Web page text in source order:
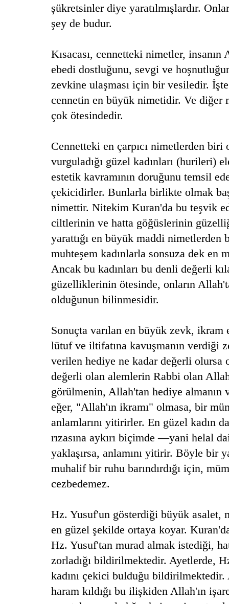
şükretsinler diye yaratılmışlardır.
şey de budur.
Kısacası, cennetteki nimetler, insanın
ebedi dostluğunu, sevgi ve
zevkine ulaşması için bir vesiledir.
cennetin en büyük nimetidir. Ve diğer
çok ötesindedir.
Cennetteki en çarpıcı nimetlerden biri
vurguladığı güzel kadınları (hurileri)
estetik kavramının doruğunu temsil
çekicidirler. Bunlarla birlikte olmak
nimettir. Nitekim Kuran'da bu teşvik
ciltlerinin ve hatta göğüslerinin
yarattığı en büyük maddi
muhteşem kadınlarla sonsuza dek en
Ancak bu kadınları bu denli değerli
güzelliklerinin ötesinde, onların
olduğunun bilinmesidir.
Sonuçta varılan en büyük zevk, ikram
lütuf ve iltifatına kavuşmanın verdiği
verilen hediye ne kadar değerli olursa
değerli olan alemlerin Rabbi olan
görülmenin, Allah'tan hediye almanın
eğer, "Allah'ın ikramı" olmasa, bir
anlamlarını yitirirler. En güzel kadın
rızasına aykırı biçimde —yani helal
yaklaşırsa, anlamını yitirir. Böyle bir
muhalif bir ruhu barındırdığı için,
cezbedemez.
Hz. Yusuf'un gösterdiği büyük asalet,
en güzel şekilde ortaya koyar.
Hz. Yusuf'tan murad almak istediği,
zorladığı bildirilmektedir. Ayetlerde,
kadını çekici bulduğu
haram kıldığı bu ilişkiden Allah'ın